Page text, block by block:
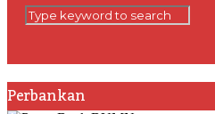
Perbankan